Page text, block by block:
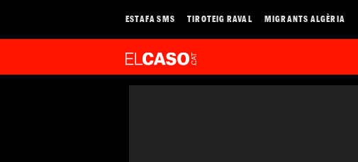
ESTAFA SMS TIROTEIG RAVAL MIGRANTS ALGÈRIA